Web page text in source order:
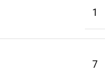
1
7